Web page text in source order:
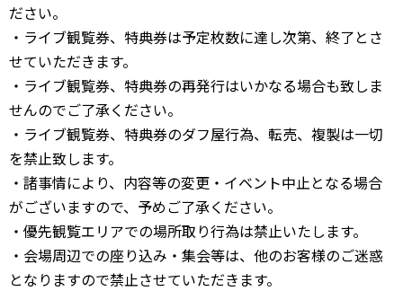
ださい。
・ライブ観覧券、特典券は予定枚数に達し次第、終了とさ
せていただきます。
・ライブ観覧券、特典券の再発行はいかなる場合も致しま
せんのでご了承ください。
・ライブ観覧券、特典券のダフ屋行為、転売、複製は一切
を禁止致します。
・諸事情により、内容等の変更・イベント中止となる場合
がございますので、予めご了承ください。
・優先観覧エリアでの場所取り行為は禁止いたします。
・会場周辺での座り込み・集会等は、他のお客様のご迷惑
となりますので禁止させていただきます。